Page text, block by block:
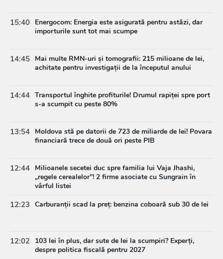
15:40 Energocom: Energia este asigurată pentru astăzi, dar
importurile sunt tot mai scumpe
14:45 Mai multe RMN-uri și tomografii: 215 milioane de lei,
achitate pentru investigații de la începutul anului
14:44 Transportul înghite profiturile! Drumul rapiței spre port
s-a scumpit cu peste 80%
13:54 Moldova stă pe datorii de 723 de miliarde de lei! Povara
financiară trece de două ori peste PIB
12:44 Milioanele secetei duc spre familia lui Vaja Jhashi,
„regele cerealelor”! 2 firme asociate cu Sungrain în
vârful listei
12:23 Carburanții scad la preț: benzina coboară sub 30 de lei
12:02 103 lei în plus, dar sute de lei la scumpiri? Experți,
despre politica fiscală pentru 2027